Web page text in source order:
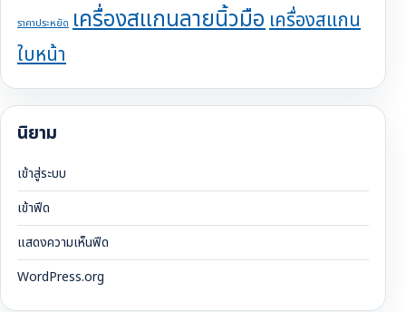
ราคาประหยัด เครื่องสแกนลายนิ้วมือเครื่องสแกน
ใบหน้า
นิยาม
เข้าสู่ระบบ
เข้าฟีด
แสดงความเห็นฟีด
WordPress.org